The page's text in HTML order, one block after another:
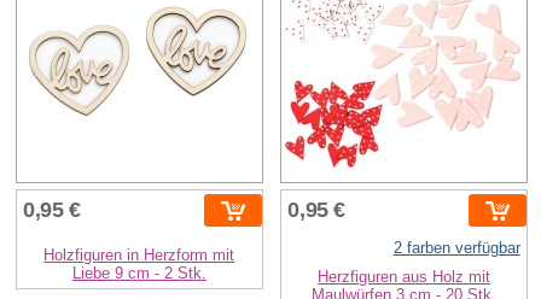
0,95 €
Holzfiguren in Herzform mit
Liebe 9 cm - 2 Stk.
0,95 €
2 farben verfügbar
Herzfiguren aus Holz mit
Maulwürfen 3 cm - 20 Stk.